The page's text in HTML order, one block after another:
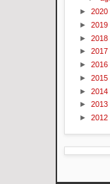
► 2020
► 2019
► 2018
► 2017
► 2016
► 2015
► 2014
► 2013
► 2012